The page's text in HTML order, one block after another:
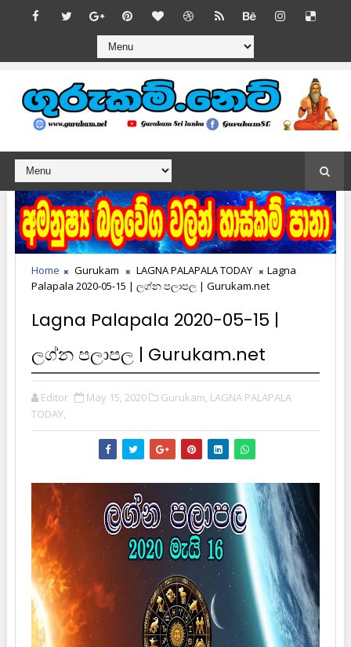
Home Gurukam LAGNA PALAPALA TODAY
Lagna
Palapala 2020-05-15 | ලග්න පලාපල | Gurukam.net
Lagna Palapala 2020-05-15 |
ලග්න පලාපල | Gurukam.net
Editor May 15, 2020 Gurukam, LAGNA PALAPALA
TODAY,